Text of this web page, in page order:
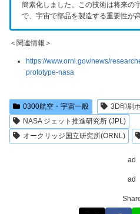
簡素化しました。この技術は将来の
で、宇宙で部品を製造する重要性が
＜関連情報＞
https://www.ornl.gov/news/
prototype-nasa
0300航空・宇宙一般
3D印刷
NASA ジェット推進研究所 (JPL)
オークリッジ国立研究所(ORNL)
ad
ad